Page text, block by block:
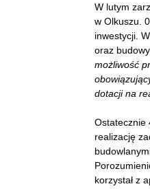
W lutym
w Olkuszu.
inwestycji.
oraz
możliwość
dotacji na
Ostatecznie
realizację
korzystał z